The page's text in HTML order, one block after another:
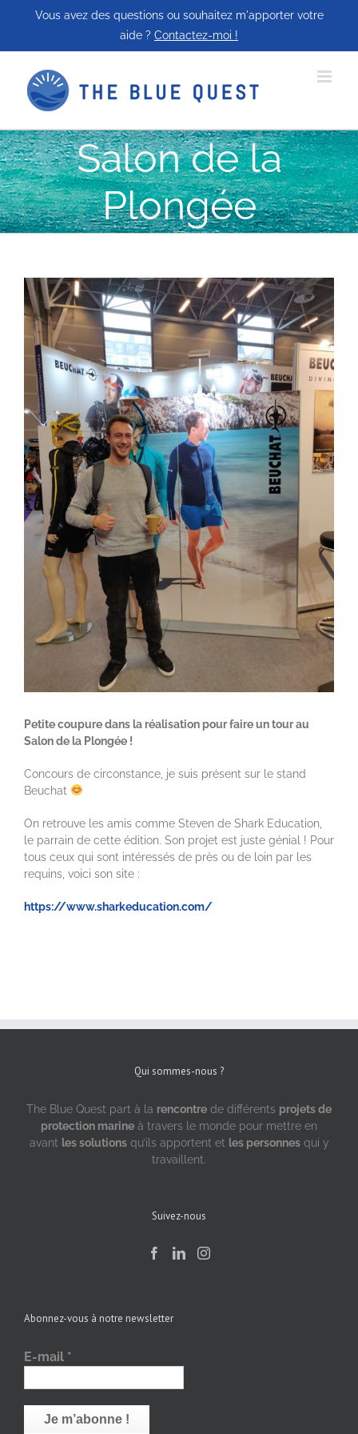
Vous avez des questions ou souhaitez m'apporter votre
aide ? Contactez-moi !
Salon de la
Plongée
Voir
l'image
agrandie
Petite coupure dans la réalisation pour faire un tour au
Salon de la Plongée !
Concours de circonstance, je suis présent sur le stand
Beuchat
On retrouve les amis comme Steven de Shark Education,
le parrain de cette édition. Son projet est juste génial ! Pour
tous ceux qui sont intéressés de près ou de loin par les
requins, voici son site :
https://www.sharkeducation.com/
Qui sommes-nous ?
The Blue Quest part à la rencontre de différents projets de
protection marine à travers le monde pour mettre en
avant les solutionsqu’ils apportent et les personnesqui y
travaillent.
Suivez-nous
Abonnez-vous à notre newsletter
E-mail *